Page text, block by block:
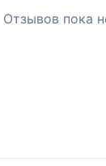
Отзывов пока